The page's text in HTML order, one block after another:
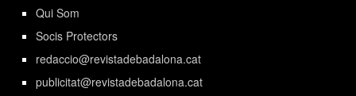
Qui Som
Socis Protectors
redaccio@revistadebadalona.cat
publicitat@revistadebadalona.cat